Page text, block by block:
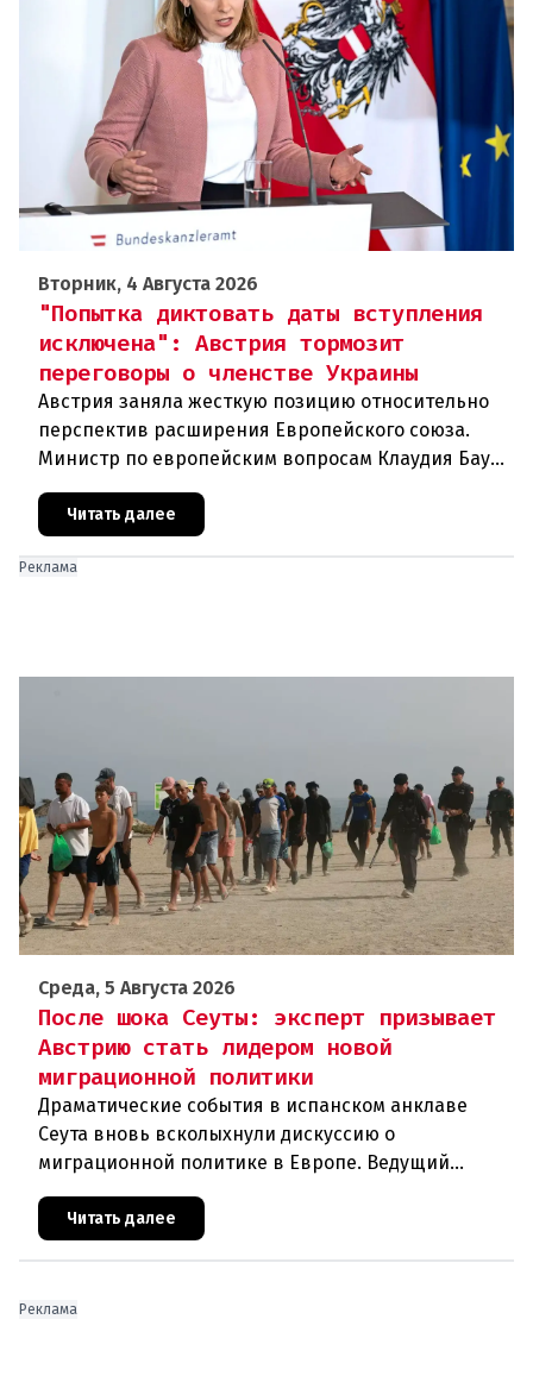
Вторник, 4 Августа 2026
"Попытка диктовать даты вступления
исключена": Австрия тормозит
переговоры о членстве Украины
Австрия заняла жесткую позицию относительно
перспектив расширения Европейского союза.
Министр по европейским вопросам Клаудия Бауэр
(ÖVP) категорически исключила возможность
ускоренного присоединения
Читать далее
Реклама
Среда, 5 Августа 2026
После шока Сеуты: эксперт призывает
Австрию стать лидером новой
миграционной политики
Драматические события в испанском анклаве
Сеута вновь всколыхнули дискуссию о
миграционной политике в Европе. Ведущий
эксперт по миграции Джеральд Кнаус, один из
архитекторов соглашения ЕС-Турция 2016
Читать далее
Реклама